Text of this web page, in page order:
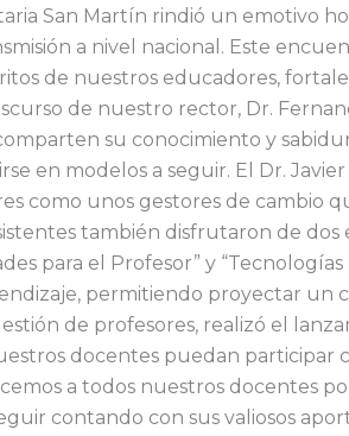
San Martín rindió un emotivo
a nivel nacional. Este
de nuestros educadores,
de nuestro rector, Dr.
su conocimiento y
en modelos a seguir. El Dr. Javier
como unos gestores de cambio
también disfrutaron de dos
para el Profesor” y
permitiendo proyectar un
de profesores, realizó el
docentes puedan participar
a todos nuestros docentes
contando con sus valiosos